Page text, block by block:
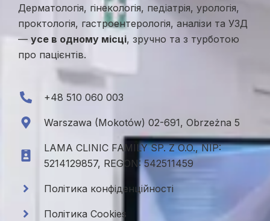
Дерматологія, гінекологія, педіатрія, урологія,
проктологія, гастроентерологія, аналізи та УЗД
— усе в одному місці, зручно та з турботою
про пацієнтів.
+48 510 060 003
Warszawa (Mokotów) 02-691, Obrzeżna 5
LAMA CLINIC FAMILY SP. Z O.O., NIP:
5214129857, REGON: 542511459
Політика конфіденційності
Політика Cookies